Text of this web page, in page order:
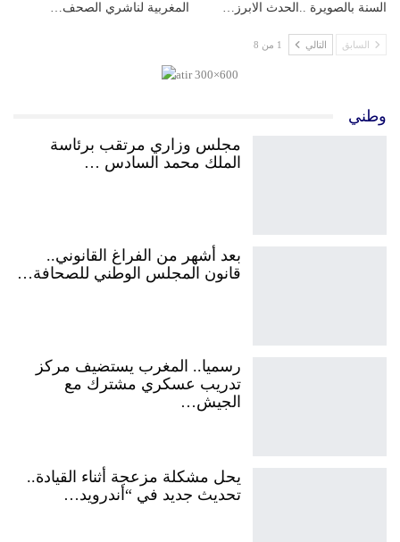
السنة بالصويرة ..الحدث الابرز…
المغربية لناشري الصحف…
السابق التالي 1 من 8
وطني
مجلس وزاري مرتقب برئاسة
الملك محمد السادس …
بعد أشهر من الفراغ القانوني..
قانون المجلس الوطني للصحافة…
رسميا.. المغرب يستضيف مركز
تدريب عسكري مشترك مع
الجيش…
يحل مشكلة مزعجة أثناء القيادة..
تحديث جديد في “أندرويد…